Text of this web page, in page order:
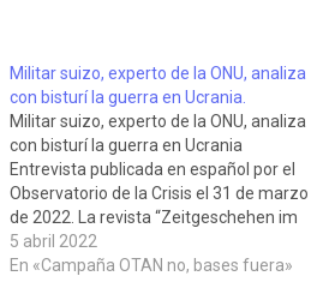
Militar suizo, experto de la ONU, analiza
con bisturí la guerra en Ucrania.
Militar suizo, experto de la ONU, analiza
con bisturí la guerra en Ucrania
Entrevista publicada en español por el
Observatorio de la Crisis el 31 de marzo
de 2022. La revista “Zeitgeschehen im
Fokus” entrevista a Jacques Baud,
coronel del ejercito suizo, experto en
5 abril 2022
En «Campaña OTAN no, bases fuera»